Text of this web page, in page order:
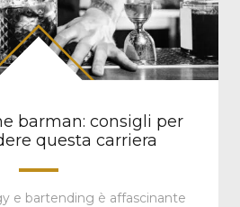
barman: consigli per
questa carriera
e bartending è affascinante